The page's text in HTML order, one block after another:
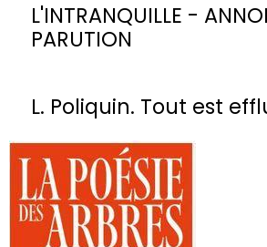
L'INTRANQUILLE -
PARUTION
L. Poliquin. Tout est